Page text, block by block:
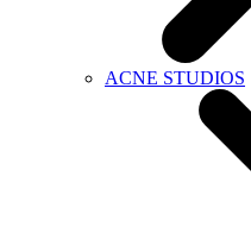
ACNE STUDIOS